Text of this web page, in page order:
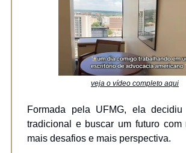
veja o vídeo completo aqui
Formada pela UFMG, ela
tradicional e buscar um futuro com
mais desafios e mais perspectiva.